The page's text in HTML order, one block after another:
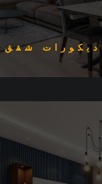
ديكورات شقق